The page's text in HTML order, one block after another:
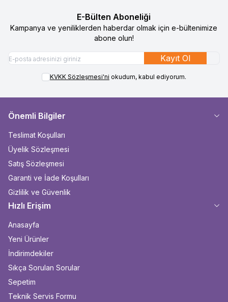
E-Bülten Aboneliği
Kampanya ve yeniliklerden haberdar olmak için e-bültenimize
abone olun!
Kayıt Ol
KVKK Sözleşmesi'ni okudum, kabul ediyorum.
Önemli Bilgiler
Teslimat Koşulları
Üyelik Sözleşmesi
Satış Sözleşmesi
Garanti ve İade Koşulları
Gizlilik ve Güvenlik
Hızlı Erişim
Anasayfa
Yeni Ürünler
İndirimdekiler
Sıkça Sorulan Sorular
Sepetim
Teknik Servis Formu